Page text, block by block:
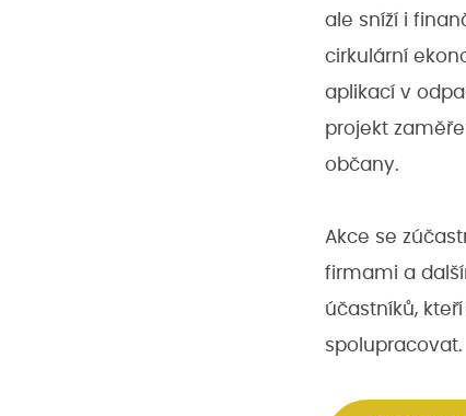
ale sníží i
cirkulární
aplikací v
projekt
občany.
Akce se
firmami a
účastníků,
spolupracovat.